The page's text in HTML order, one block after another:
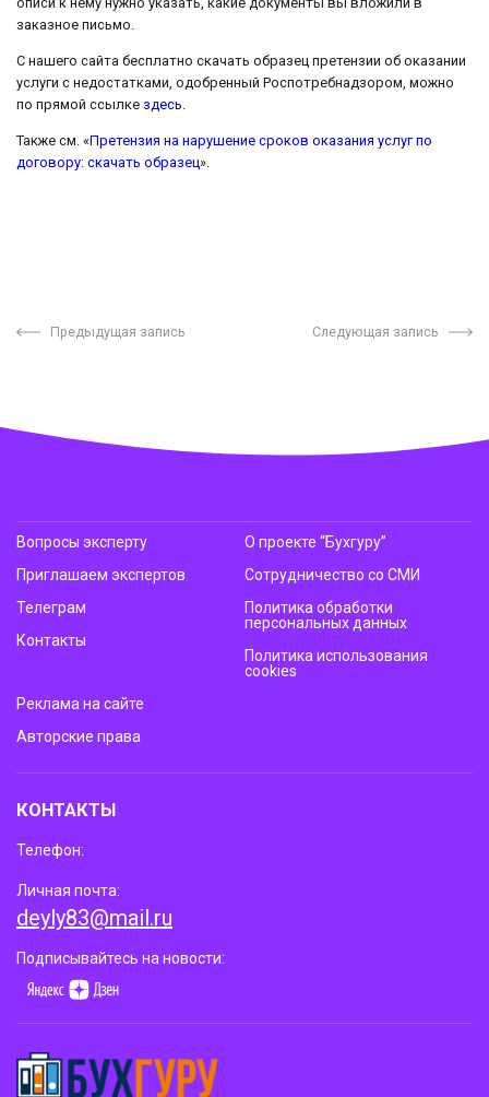
заказное письмо.
С нашего сайта бесплатно скачать образец претензии об оказании
услуги с недостатками, одобренный Роспотребнадзором, можно
по прямой ссылке здесь
Также см. «Претензия на нарушение сроков оказания услуг по
договору: скачать образец».
Предыдущая запись Следующая запись
Вопросы эксперту
Приглашаем экспертов
Телеграм
Контакты
О проекте “Бухгуру”
Сотрудничество со СМИ
Политика обработки
персональных данных
Политика использования
cookies
Реклама на сайте
Авторские права
КОНТАКТЫ
Телефон:
Личная почта:
deyly83@mail.ru
Подписывайтесь на новости: